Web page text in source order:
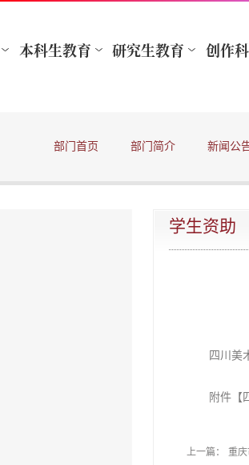
部门首页 部门简介 新闻公
学生资助
四川美
附件【
上一篇：
重